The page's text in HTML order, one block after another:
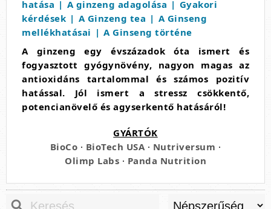
hatása
A ginzeng adagolása
Gyakori
kérdések
A Ginzeng tea
A Ginseng
mellékhatásai
A Ginseng történe
A ginzeng egy évszázadok óta ismert és
fogyasztott gyógynövény, nagyon magas az
antioxidáns tartalommal és számos pozitív
hatással. Jól ismert a stressz csökkentő,
potencianövelő és agyserkentő hatásáról!
GYÁRTÓK
BioCo · BioTech USA · Nutriversum ·
Olimp Labs · Panda Nutrition